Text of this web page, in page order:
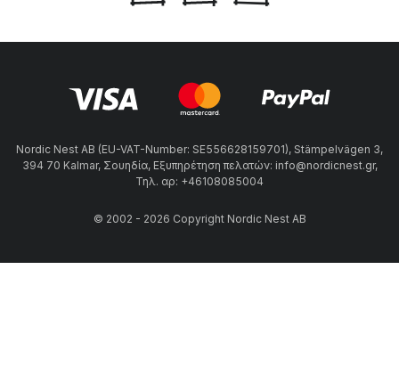
Nordic Nest AB (EU-VAT-Number: SE556628159701), Stämpelvägen 3,
394 70 Kalmar, Σουηδία, Εξυπηρέτηση πελατών: info@nordicnest.gr,
Τηλ. αρ: +46108085004
© 2002 - 2026 Copyright Nordic Nest AB